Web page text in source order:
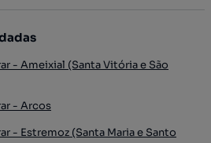
- Ameixial (Santa Vitória e São
- Arcos
- Estremoz (Santa Maria e Santo